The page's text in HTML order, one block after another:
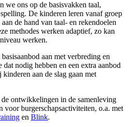
we ons op de basisvakken taal,
De kinderen leren vanaf groep
de hand van taal- en rekendoelen
methodes werken adaptief, zo kan
werken.
aan met verbreding en
nodig hebben en een extra aanbod
aan de slag gaan met
ontwikkelingen in de samenleving
voor burgerschapsactiviteiten, o.a. met
en Blink.